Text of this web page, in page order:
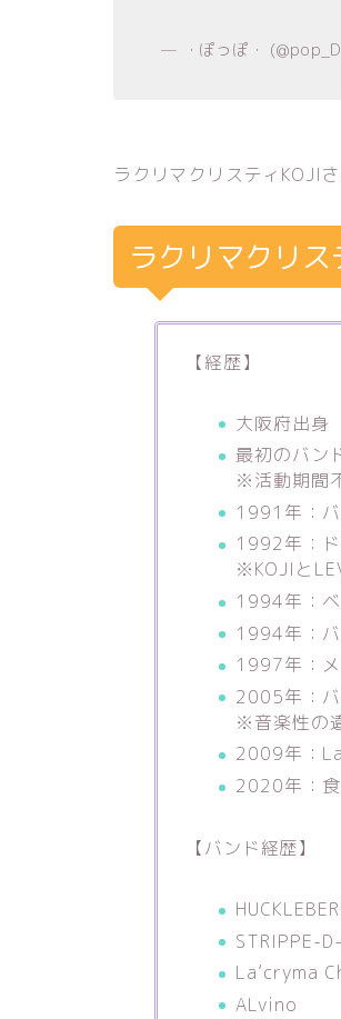
— ・ぽっぽ・
ラクリマクリスティKOJI
ラクリマクリ
【経歴】
大阪府出身
最初のバン
※活動期間
1991年：
1992年：
※KOJIと
1994年：ベ
1994年：
1997年：
2005年：
※音楽性の
2009年：
2020年：
【バンド経歴】
STRIPPE-
La’cryma
ALvino